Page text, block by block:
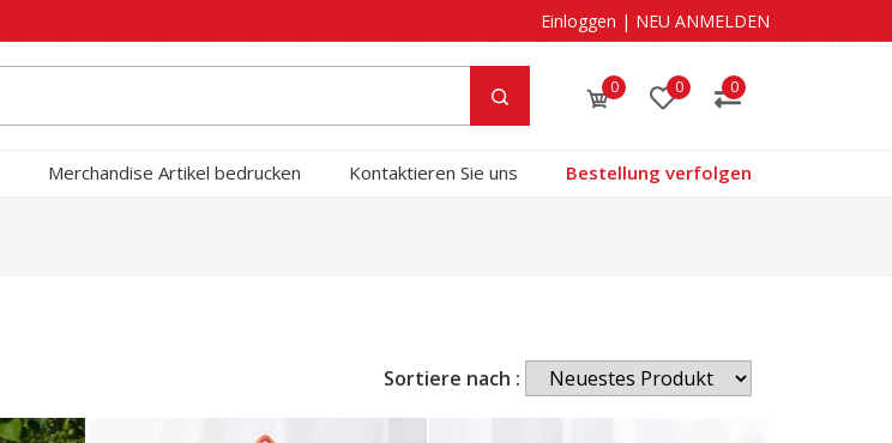
Einloggen | NEU ANMELDEN
0 0 0
Merchandise Artikel bedrucken Kontaktieren Sie uns Bestellung verfolgen
Sortiere nach :